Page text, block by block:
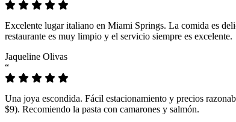
Excelente lugar italiano en Miami Springs. La comida es
restaurante es muy limpio y el servicio siempre es excelente.
Jaqueline Olivas
“
Una joya escondida. Fácil estacionamiento y precios
$9). Recomiendo la pasta con camarones y salmón.